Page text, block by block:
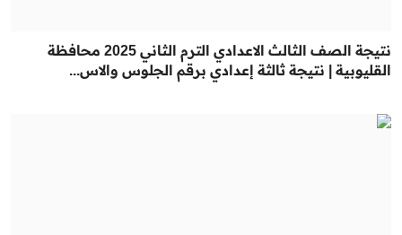
نتيجة الصف الثالث الاعدادي الترم الثاني 2025 محافظة
القليوبية | نتيجة ثالثة إعدادي برقم الجلوس والاس...